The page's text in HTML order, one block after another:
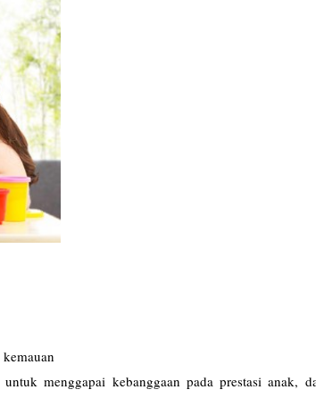
menggapai kebanggaan pada prestasi anak,